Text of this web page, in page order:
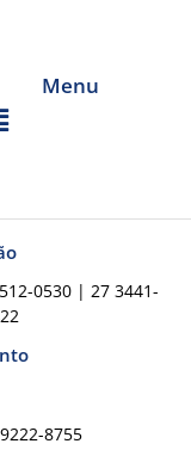
Menu
0530 | 27 3441-
8755